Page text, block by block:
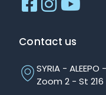
Contact us
SYRIA -
Zoom 2 - St 216